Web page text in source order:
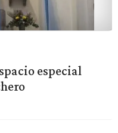
especial